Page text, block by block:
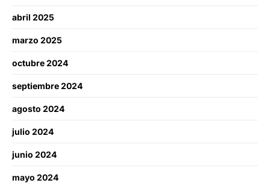
abril 2025
marzo 2025
octubre 2024
septiembre 2024
agosto 2024
julio 2024
junio 2024
mayo 2024